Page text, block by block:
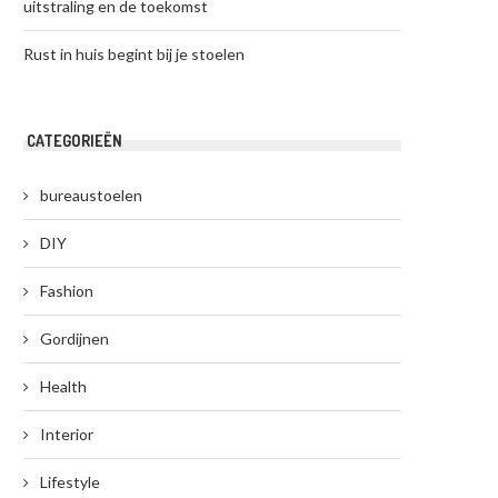
uitstraling en de toekomst
Rust in huis begint bij je stoelen
CATEGORIEËN
bureaustoelen
DIY
Fashion
Gordijnen
Health
Interior
Lifestyle